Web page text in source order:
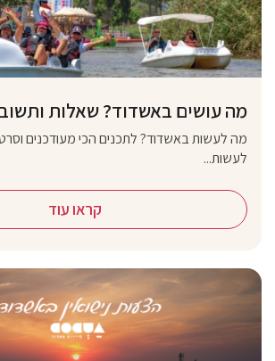
מה עושים באשדוד? שאלות
מה לעשות באשדוד? לתכנים הכי מעודכנים
לעשות...
קראו עוד